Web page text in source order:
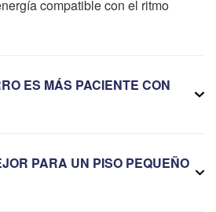
compatible con el ritmo
ES MÁS PACIENTE CON
PARA UN PISO PEQUEÑO